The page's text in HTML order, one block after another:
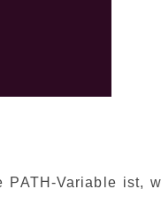
PATH-Variable ist,